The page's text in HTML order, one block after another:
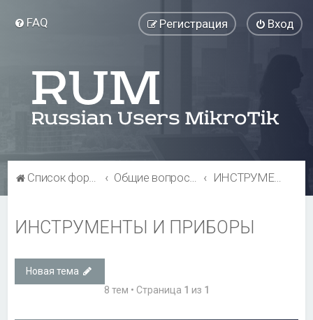
FAQ Вход
Регистрация
Список форумов Общие вопросы ИНСТРУМЕНТЫ И ПРИБОРЫ
ИНСТРУМЕНТЫ И ПРИБОРЫ
Новая тема
8 тем • Страница 1 из 1